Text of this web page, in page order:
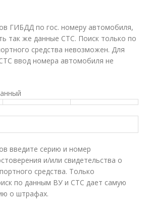
ГИБДД по гос. номеру автомобиля,
так же данные СТС. Поиск только по
средства невозможен. Для
ввод номера автомобиля не
введите серию и номер
и/или свидетельства о
средства. Только
по данным ВУ и СТС дает самую
о штрафах.